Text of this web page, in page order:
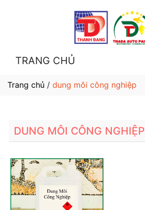
TRANG CHỦ
Trang chủ / dung môi công nghiệp
DUNG MÔI CÔNG NGHIỆP